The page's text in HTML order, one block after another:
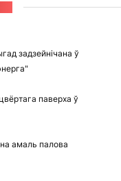
задзейнічана ў
паверха ў
амаль палова